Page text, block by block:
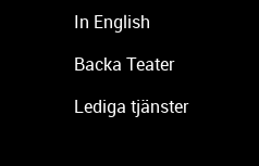
In English
Backa Teater
Lediga tjänster